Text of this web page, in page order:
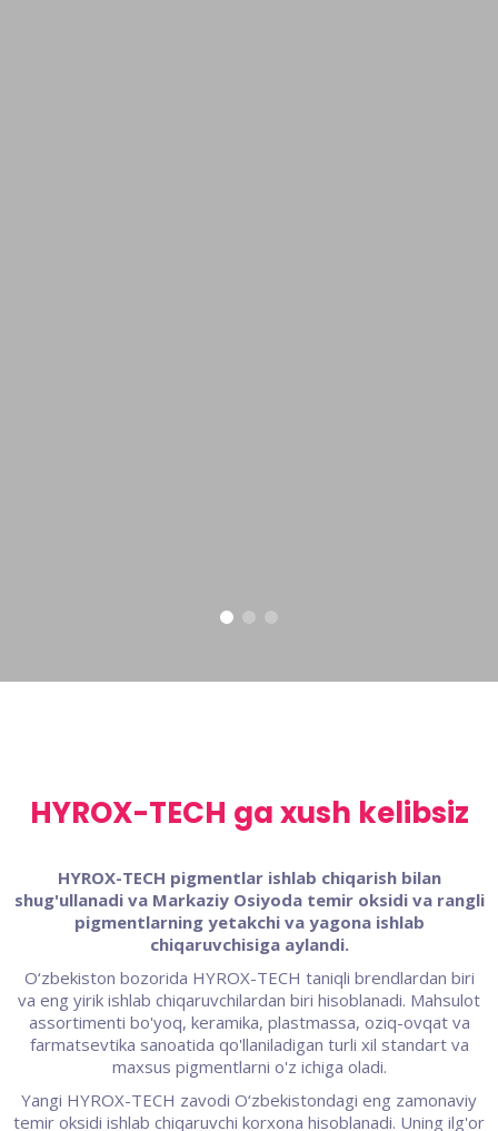
HYROX-TECH ga xush kelibsiz
HYROX-TECH pigmentlar ishlab chiqarish bilan
shug'ullanadi va Markaziy Osiyoda temir oksidi va rangli
pigmentlarning yetakchi va yagona ishlab
chiqaruvchisiga aylandi.
O‘zbekiston bozorida HYROX-TECH taniqli brendlardan biri
va eng yirik ishlab chiqaruvchilardan biri hisoblanadi. Mahsulot
assortimenti bo'yoq, keramika, plastmassa, oziq-ovqat va
farmatsevtika sanoatida qo'llaniladigan turli xil standart va
maxsus pigmentlarni o'z ichiga oladi.
Yangi HYROX-TECH zavodi O‘zbekistondagi eng zamonaviy
temir oksidi ishlab chiqaruvchi korxona hisoblanadi. Uning ilg'or